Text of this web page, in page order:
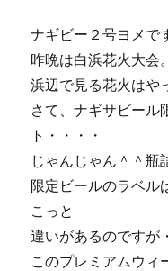
ナギビー２号ヨメで
昨晩は白浜花火大会。
浜辺で見る花火はや
さて、ナギサビール
ト・・・・
じゃんじゃん＾＾瓶
限定ビールのラベル
こっと
違いがあるのですが
このプレミアムウィ